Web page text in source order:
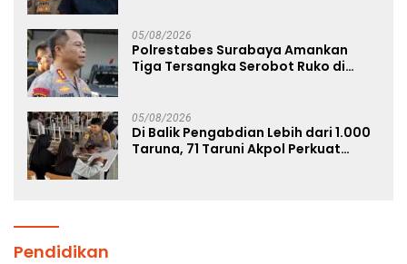
05/08/2026
Polrestabes Surabaya Amankan
Tiga Tersangka Serobot Ruko di
05/08/2026
Di Balik Pengabdian Lebih dari 1.000
Taruna, 71 Taruni Akpol Perkuat
Pendidikan